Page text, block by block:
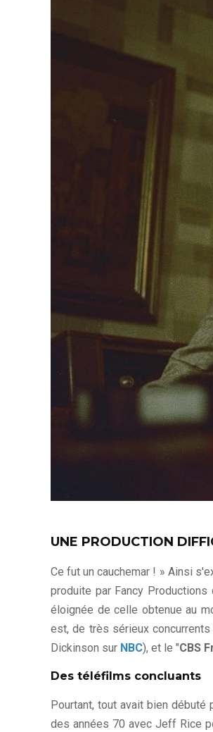
UNE PRODUCTION
Ce fut un cauchemar ! » Ainsi
produite par Fancy Productions
éloignée de celle obtenue au
est, de très sérieux
Dickinson sur NBC), et le "CBS
Des téléfilms concluants
Pourtant, tout avait bien débuté
des années 70 avec Jeff Rice